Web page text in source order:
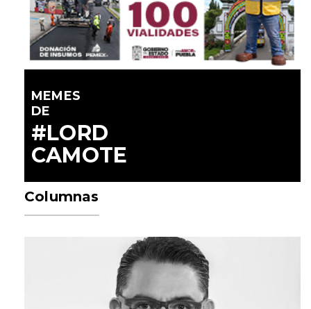
MEMES
DE
#LORD
CAMOTE
Columnas